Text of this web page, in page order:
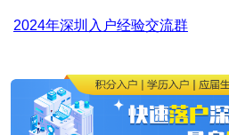
2024年深圳入户经验交流群